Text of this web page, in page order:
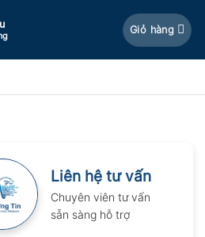
Giỏ hàng
Liên hệ tư vấn
Chuyên viên tư vấn
sẵn sàng hỗ trợ